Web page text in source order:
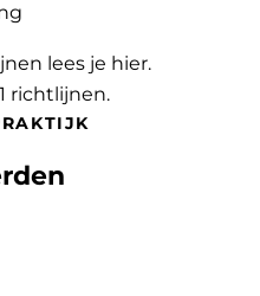
lees je hier.
richtlijnen.